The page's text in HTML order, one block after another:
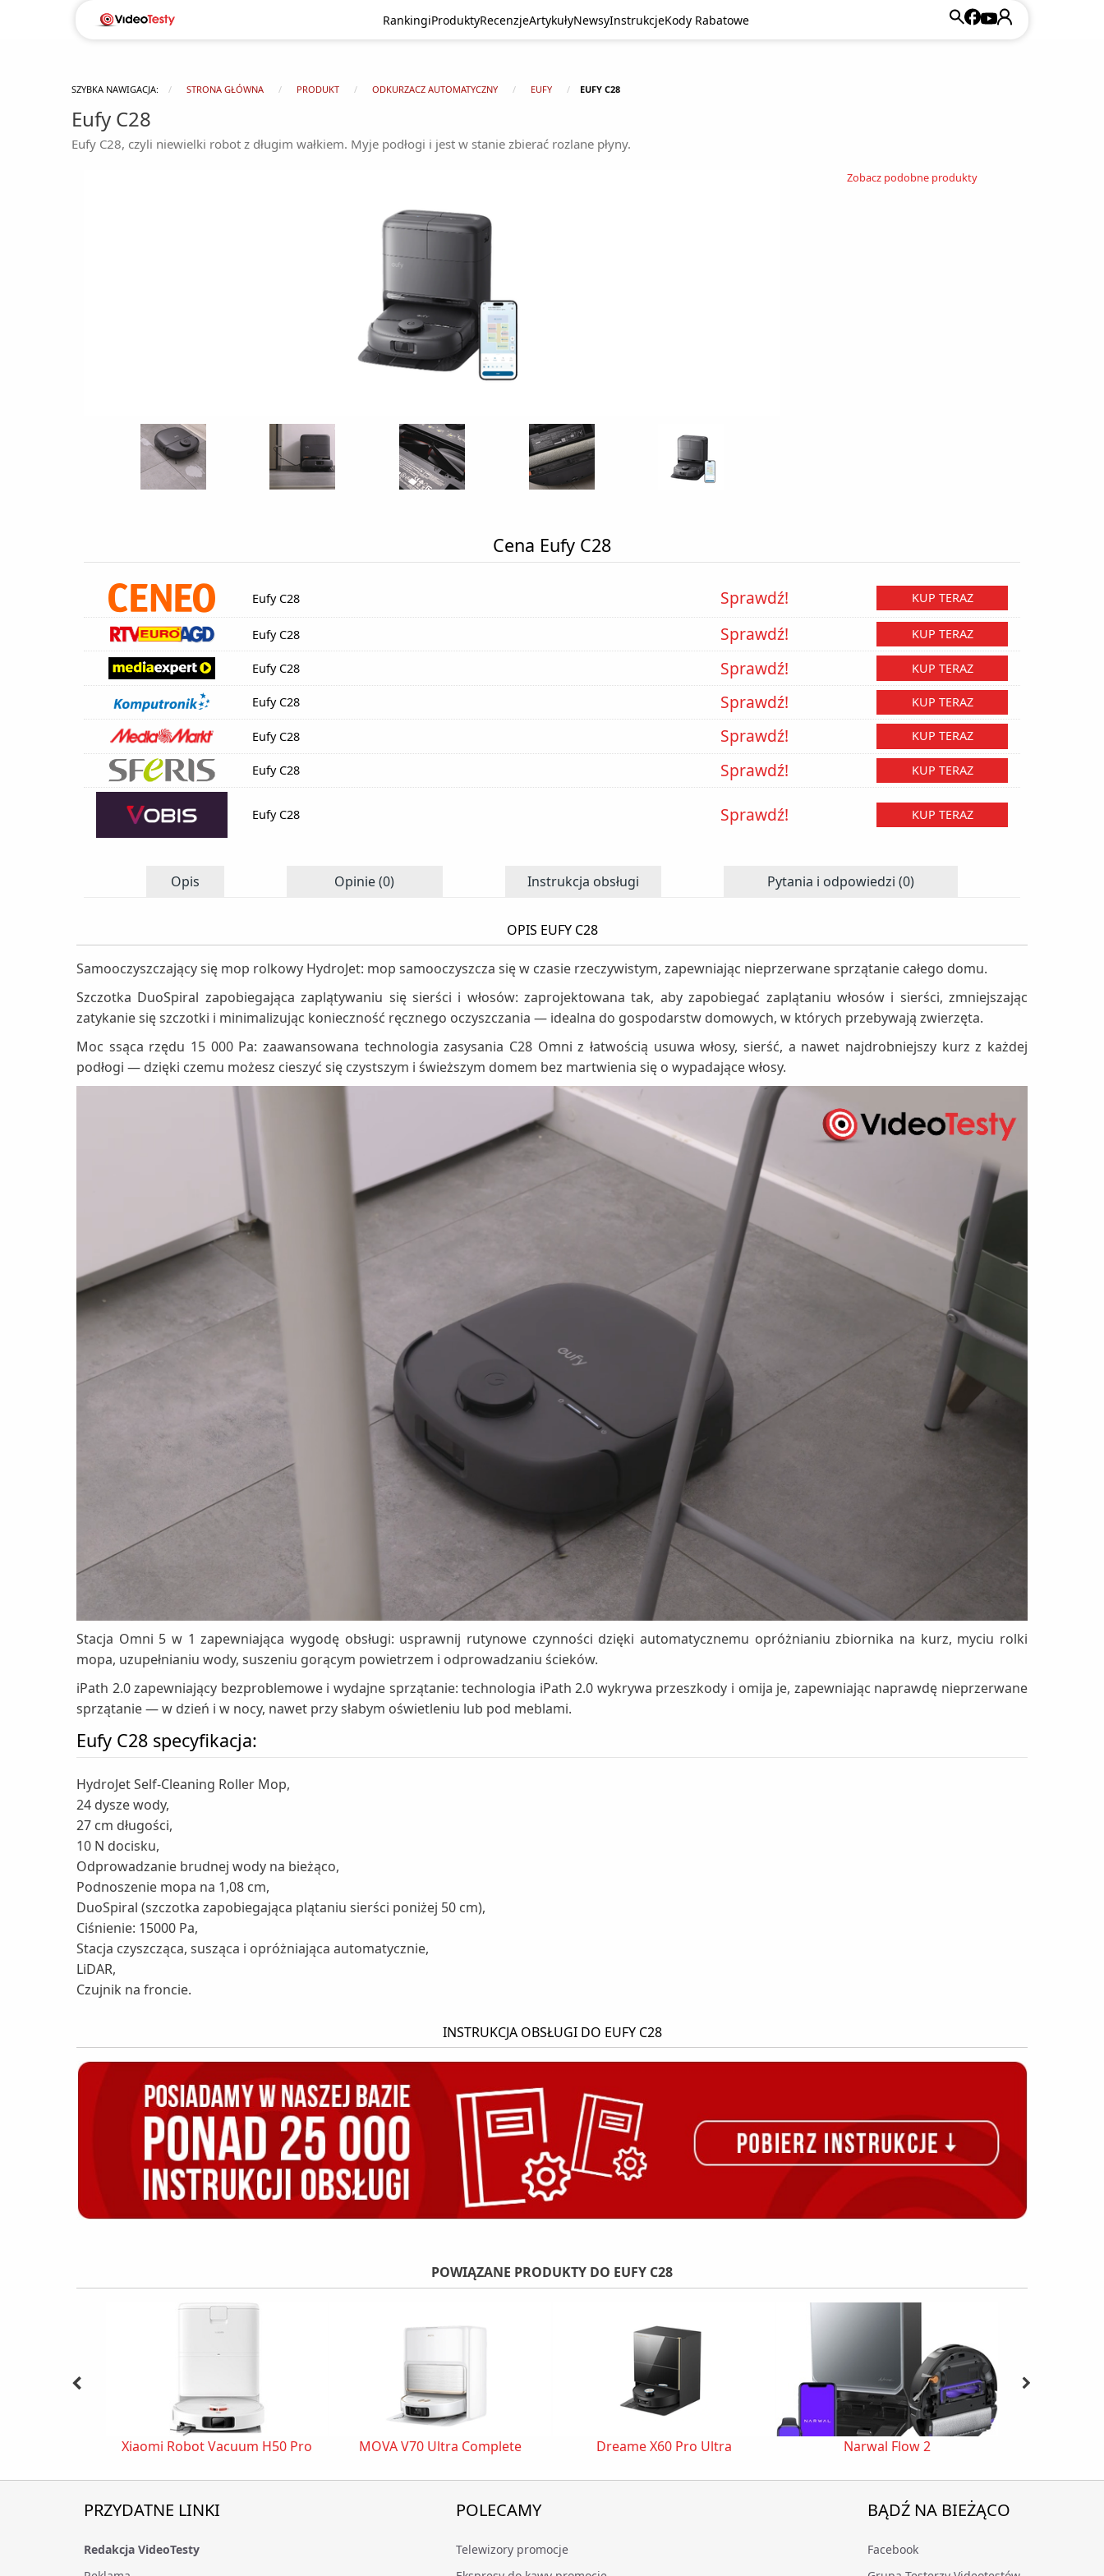
RankingiProduktyRecenzjeArtykułyNewsyInstrukcjeKody Rabatowe
SZYBKA NAWIGACJA: STRONA GŁÓWNA PRODUKT ODKURZACZ AUTOMATYCZNY EUFY EUFY C28
Eufy C28
Eufy C28, czyli niewielki robot z długim wałkiem. Myje podłogi i jest w stanie zbierać rozlane płyny.
Zobacz podobne produkty
Cena Eufy C28
Eufy C28 Sprawdź! KUP TERAZ
Eufy C28 Sprawdź! KUP TERAZ
Eufy C28 Sprawdź! KUP TERAZ
Eufy C28 Sprawdź! KUP TERAZ
Eufy C28 Sprawdź! KUP TERAZ
Eufy C28 Sprawdź! KUP TERAZ
Eufy C28 Sprawdź! KUP TERAZ
Opis Opinie (0) Instrukcja obsługi Pytania i odpowiedzi (0)
OPIS EUFY C28
Samooczyszczający się mop rolkowy HydroJet: mop samooczyszcza się w czasie rzeczywistym, zapewniając nieprzerwane sprzątanie całego domu.
Szczotka DuoSpiral zapobiegająca zaplątywaniu się sierści i włosów: zaprojektowana tak, aby zapobiegać zaplątaniu włosów i sierści, zmniejszając
zatykanie się szczotki i minimalizując konieczność ręcznego oczyszczania — idealna do gospodarstw domowych, w których przebywają zwierzęta.
Moc ssąca rzędu 15 000 Pa: zaawansowana technologia zasysania C28 Omni z łatwością usuwa włosy, sierść, a nawet najdrobniejszy kurz z każdej
podłogi — dzięki czemu możesz cieszyć się czystszym i świeższym domem bez martwienia się o wypadające włosy.
Stacja Omni 5 w 1 zapewniająca wygodę obsługi: usprawnij rutynowe czynności dzięki automatycznemu opróżnianiu zbiornika na kurz, myciu rolki
mopa, uzupełnianiu wody, suszeniu gorącym powietrzem i odprowadzaniu ścieków.
iPath 2.0 zapewniający bezproblemowe i wydajne sprzątanie: technologia iPath 2.0 wykrywa przeszkody i omija je, zapewniając naprawdę nieprzerwane
sprzątanie — w dzień i w nocy, nawet przy słabym oświetleniu lub pod meblami.
Eufy C28 specyfikacja:
HydroJet Self-Cleaning Roller Mop,
24 dysze wody,
27 cm długości,
10 N docisku,
Odprowadzanie brudnej wody na bieżąco,
Podnoszenie mopa na 1,08 cm,
DuoSpiral (szczotka zapobiegająca plątaniu sierści poniżej 50 cm),
Ciśnienie: 15000 Pa,
Stacja czyszcząca, susząca i opróżniająca automatycznie,
LiDAR,
Czujnik na froncie.
INSTRUKCJA OBSŁUGI DO EUFY C28
POWIĄZANE PRODUKTY DO EUFY C28
Xiaomi Robot Vacuum H50 Pro MOVA V70 Ultra Complete Dreame X60 Pro Ultra Narwal Flow 2
PRZYDATNE LINKI
Redakcja VideoTesty
POLECAMY
Telewizory promocje
BĄDŹ NA BIEŻĄCO
Facebook